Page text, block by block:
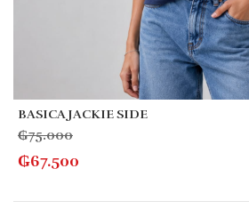
BASICA JACKIE SIDE
₲75.000
₲67.500